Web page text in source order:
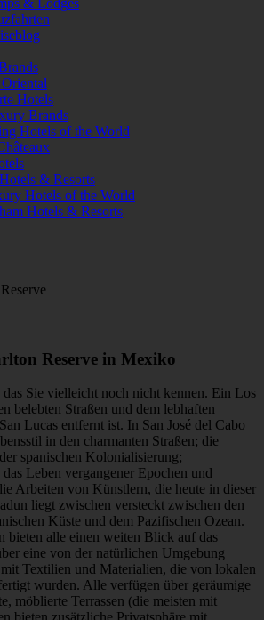
& Lodges
Hotels
Brands
Hotels of the World
& Resorts
Hotels of the World
Hotels & Resorts
Reserve in Mexiko
Sie vielleicht noch nicht kennen. Ein Los
belebten Straßen und dem lebhaften
Lucas entfernt ist. In San José del Cabo
in den charmanten Straßen; die
spanischen Kolonialisierung;
Leben vergangener Epochen und
Arbeiten von Künstlern, die heute in dieser
liegt zwischen versteckt zwischen den
Küste und dem Pazifischen Ozean.
bieten alle einen weiten Blick auf das
eine von der natürlichen Umgebung
Textilien und Materialien, die von lokalen
wurden. Alle verfügen über geräumige
möblierte Terrassen (die meisten mit